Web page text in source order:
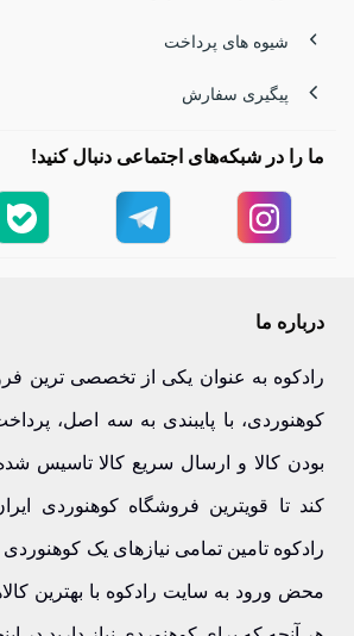
شیوه های پرداخت
پیگیری سفارش
ما را در شبکه‌های اجتماعی دنبال کنید!
درباره ما
رادکوه به عنوان یکی از تخصصی ترین
کوهنوردی، با پایبندی به سه اصل،
بودن کالا و ارسال سریع کالا تاسیس
کند تا قویترین فروشگاه کوهنوردی
رادکوه تامین تمامی نیازهای یک
محض ورود به سایت رادکوه با بهترین